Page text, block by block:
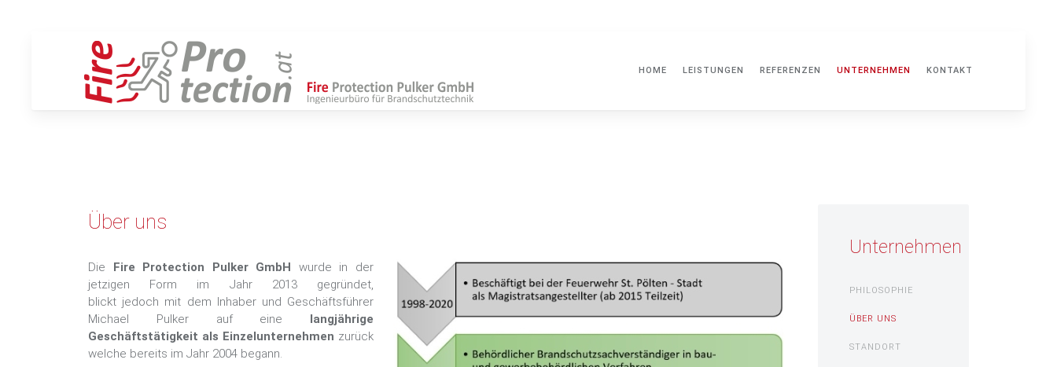
HOME LEISTUNGEN REFERENZEN UNTERNEHMEN KONTAKT
Über uns
Die Fire Protection Pulker GmbH wurde in der
jetzigen Form im Jahr 2013 gegründet,
blickt jedoch mit dem Inhaber und Geschäftsführer
Michael Pulker auf eine langjährige
Geschäftstätigkeit als Einzelunternehmen zurück
welche bereits im Jahr 2004 begann.
Unternehmen
PHILOSOPHIE
ÜBER UNS
STANDORT